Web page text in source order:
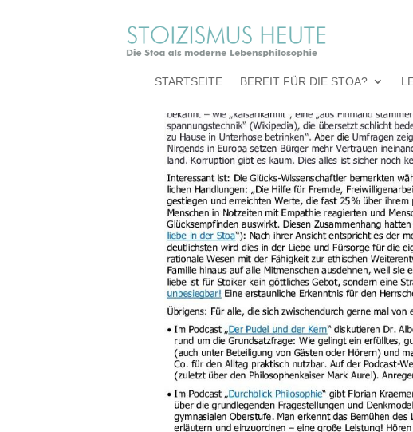
STARTSEITE BEREIT FÜR DIE STOA?
Newsletter Stoa-heute_Mai
stoa-heute|Mai 12, 2022|0 Kommentare